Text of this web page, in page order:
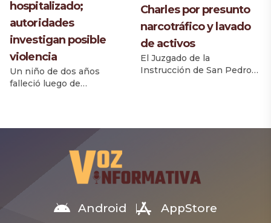
hospitalizado;
autoridades
investigan posible
violencia
Un niño de dos años
falleció luego de
donde llegó con signos de
informaron familiares. El
menor, identificado como
Daylon Vicente Sánchez,
cerebral producto de un
Charles por presunto
narcotráfico y lavado
de activos
El Juzgado de la
Instrucción de San Pedro
Cuevas Autoimport, tras
con elementos suficientes
juicio de fondo. La decisión
fue adoptada luego […]
Android AppStore